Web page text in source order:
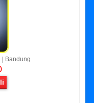
| Bandung